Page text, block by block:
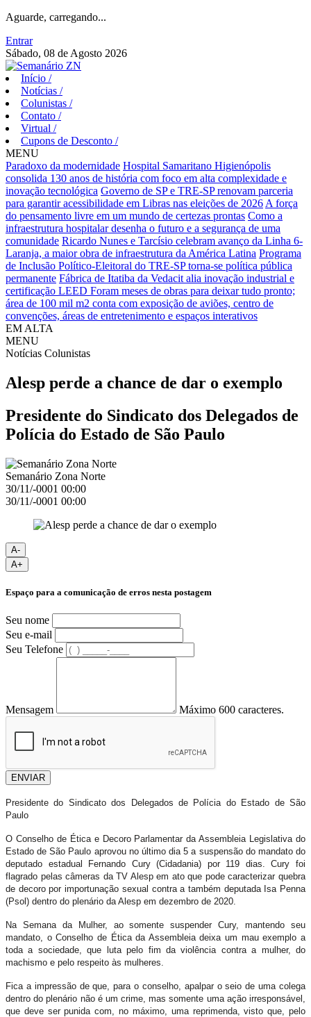
Aguarde, carregando...
Entrar
Sábado, 08 de Agosto 2026
Início /
Notícias /
Colunistas /
Contato /
Virtual /
Cupons de Desconto /
MENU
Paradoxo da modernidade Hospital Samaritano Higienópolis
consolida 130 anos de história com foco em alta complexidade e
inovação tecnológica Governo de SP e TRE-SP renovam parceria
para garantir acessibilidade em Libras nas eleições de 2026 A força
do pensamento livre em um mundo de certezas prontas Como a
infraestrutura hospitalar desenha o futuro e a segurança de uma
comunidade Ricardo Nunes e Tarcísio celebram avanço da Linha 6-
Laranja, a maior obra de infraestrutura da América Latina Programa
de Inclusão Político-Eleitoral do TRE-SP torna-se política pública
permanente Fábrica de Itatiba da Vedacit alia inovação industrial e
certificação LEED Foram meses de obras para deixar tudo pronto;
área de 100 mil m2 conta com exposição de aviões, centro de
convenções, áreas de entretenimento e espaços interativos
EM ALTA
MENU
Notícias Colunistas
Alesp perde a chance de dar o exemplo
Presidente do Sindicato dos Delegados de
Polícia do Estado de São Paulo
Semanário Zona Norte
30/11/-0001 00:00
30/11/-0001 00:00
A-
A+
Espaço para a comunicação de erros nesta postagem
Seu nome
Seu e-mail
Seu Telefone
Mensagem Máximo 600 caracteres.
ENVIAR
Presidente do Sindicato dos Delegados de Polícia do Estado de São
Paulo
O Conselho de Ética e Decoro Parlamentar da Assembleia Legislativa do
Estado de São Paulo aprovou no último dia 5 a suspensão do mandato do
deputado estadual Fernando Cury (Cidadania) por 119 dias. Cury foi
flagrado pelas câmeras da TV Alesp em ato que pode caracterizar quebra
de decoro por importunação sexual contra a também deputada Isa Penna
(Psol) dentro do plenário da Alesp em dezembro de 2020.
Na Semana da Mulher, ao somente suspender Cury, mantendo seu
mandato, o Conselho de Ética da Assembleia deixa um mau exemplo a
toda a sociedade, que luta pelo fim da violência contra a mulher, do
machismo e pelo respeito às mulheres.
Fica a impressão de que, para o conselho, apalpar o seio de uma colega
dentro do plenário não é um crime, mas somente uma ação irresponsável,
que deve ser punida com, no máximo, uma reprimenda, visto que, pelo